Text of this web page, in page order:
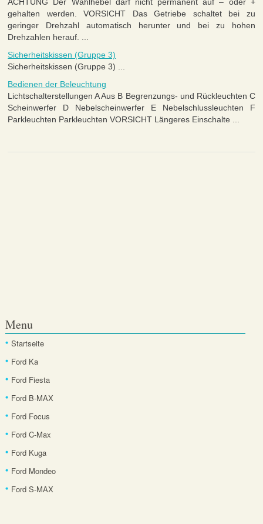
ACHTUNG Der Wählhebel darf nicht permanent auf – oder +
gehalten werden. VORSICHT Das Getriebe schaltet bei zu
geringer Drehzahl automatisch herunter und bei zu hohen
Drehzahlen herauf. ...
Sicherheitskissen (Gruppe 3)
Sicherheitskissen (Gruppe 3) ...
Bedienen der Beleuchtung
Lichtschalterstellungen A Aus B Begrenzungs- und Rückleuchten C
Scheinwerfer D Nebelscheinwerfer E Nebelschlussleuchten F
Parkleuchten Parkleuchten VORSICHT Längeres Einschalte ...
Menu
Startseite
Ford Ka
Ford Fiesta
Ford B-MAX
Ford Focus
Ford C-Max
Ford Kuga
Ford Mondeo
Ford S-MAX